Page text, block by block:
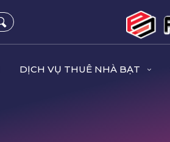
DỊCH VỤ THUÊ NHÀ BẠT